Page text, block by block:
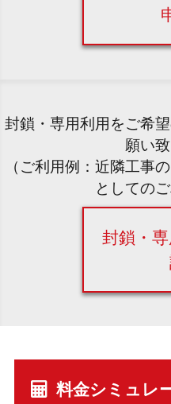
封鎖・専用利用をご希
願い致
（ご利用例：近隣工事
としての
封鎖・
料金シミュレ